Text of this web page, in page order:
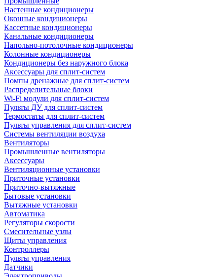
Настенные кондиционеры
Оконные кондиционеры
Кассетные кондиционеры
Канальные кондиционеры
Напольно-потолочные кондиционеры
Колонные кондиционеры
Кондиционеры без наружного блока
Аксессуары для сплит-систем
Помпы дренажные для сплит-систем
Распределительные блоки
Wi-Fi модули для сплит-систем
Пульты ДУ для сплит-систем
Термостаты для сплит-систем
Пульты управления для сплит-систем
Системы вентиляции воздуха
Вентиляторы
Промышленные вентиляторы
Аксессуары
Вентиляционные установки
Приточные установки
Приточно-вытяжные
Бытовые установки
Вытяжные установки
Автоматика
Регуляторы скорости
Смесительные узлы
Щиты управления
Контроллеры
Пульты управления
Датчики